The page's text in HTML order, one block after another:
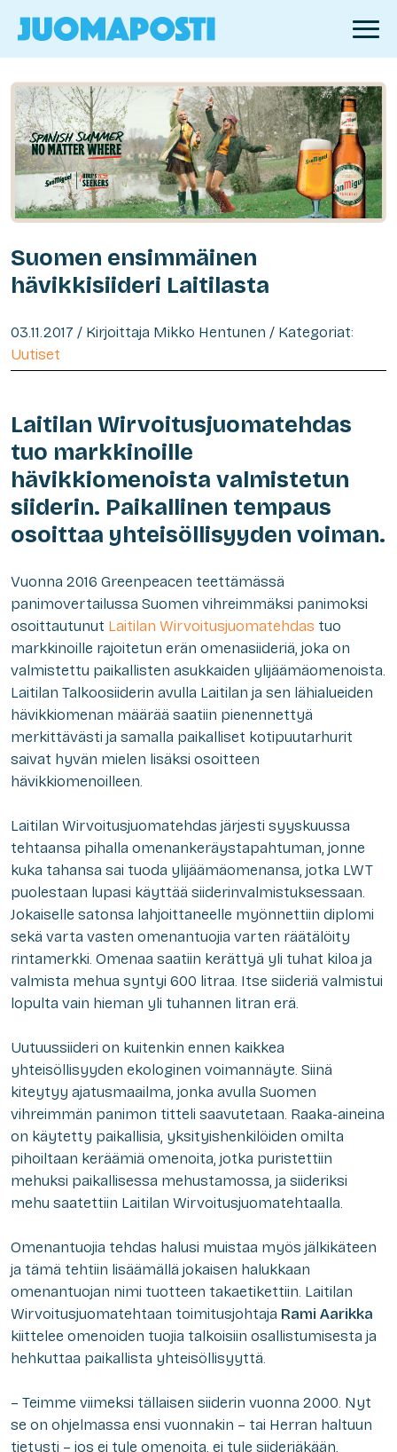
Suomen ensimmäinen
hävikkisiideri Laitilasta
03.11.2017 / Kirjoittaja Mikko Hentunen / Kategoriat:
Uutiset
Laitilan Wirvoitusjuomatehdas
tuo markkinoille
hävikkiomenoista valmistetun
siiderin. Paikallinen tempaus
osoittaa yhteisöllisyyden voiman.
Vuonna 2016 Greenpeacen teettämässä
panimovertailussa Suomen vihreimmäksi panimoksi
osoittautunut Laitilan Wirvoitusjuomatehdas tuo
markkinoille rajoitetun erän omenasiideriä, joka on
valmistettu paikallisten asukkaiden ylijäämäomenoista.
Laitilan Talkoosiiderin avulla Laitilan ja sen lähialueiden
hävikkiomenan määrää saatiin pienennettyä
merkittävästi ja samalla paikalliset kotipuutarhurit
saivat hyvän mielen lisäksi osoitteen
hävikkiomenoilleen.
Laitilan Wirvoitusjuomatehdas järjesti syyskuussa
tehtaansa pihalla omenankeräystapahtuman, jonne
kuka tahansa sai tuoda ylijäämäomenansa, jotka LWT
puolestaan lupasi käyttää siiderinvalmistuksessaan.
Jokaiselle satonsa lahjoittaneelle myönnettiin diplomi
sekä varta vasten omenantuojia varten räätälöity
rintamerkki. Omenaa saatiin kerättyä yli tuhat kiloa ja
valmista mehua syntyi 600 litraa. Itse siideriä valmistui
lopulta vain hieman yli tuhannen litran erä.
Uutuussiideri on kuitenkin ennen kaikkea
yhteisöllisyyden ekologinen voimannäyte. Siinä
kiteytyy ajatusmaailma, jonka avulla Suomen
vihreimmän panimon titteli saavutetaan. Raaka-aineina
on käytetty paikallisia, yksityishenkilöiden omilta
pihoiltaan keräämiä omenoita, jotka puristettiin
mehuksi paikallisessa mehustamossa, ja siideriksi
mehu saatettiin Laitilan Wirvoitusjuomatehtaalla.
Omenantuojia tehdas halusi muistaa myös jälkikäteen
ja tämä tehtiin lisäämällä jokaisen halukkaan
omenantuojan nimi tuotteen takaetikettiin. Laitilan
Wirvoitusjuomatehtaan toimitusjohtaja Rami Aarikka
kiittelee omenoiden tuojia talkoisiin osallistumisesta ja
hehkuttaa paikallista yhteisöllisyyttä.
– Teimme viimeksi tällaisen siiderin vuonna 2000. Nyt
se on ohjelmassa ensi vuonnakin – tai Herran haltuun
tietysti – jos ei tule omenoita, ei tule siideriäkään,